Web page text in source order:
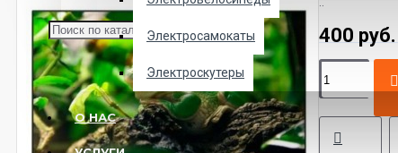
Электросамокаты
Электроскутеры
О НАС
400 руб.